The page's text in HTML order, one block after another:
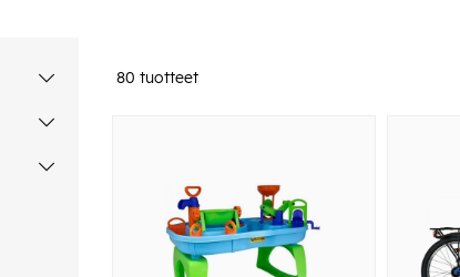
80 tuotteet